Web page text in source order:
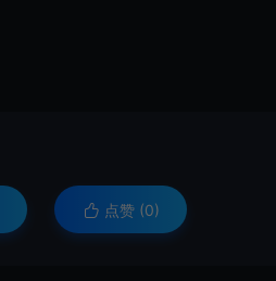
点赞 (0)